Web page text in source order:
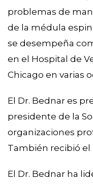
problemas de
de la médula
se desempeña
en el Hospital de
Chicago en varias
El Dr. Bednar es
presidente de la
organizaciones
También recibió el
El Dr. Bednar ha